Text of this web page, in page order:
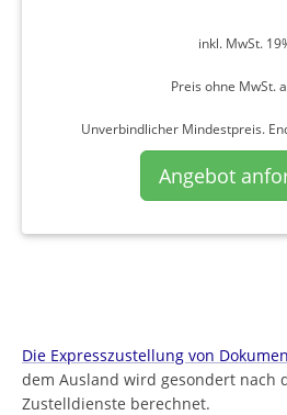
inkl. MwSt.
Preis ohne MwSt.
Unverbindlicher Mindestpreis.
Angebot
Die Expresszustellung von
dem Ausland wird gesondert nach
Zustelldienste berechnet.